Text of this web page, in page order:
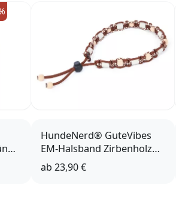
HundeNerd® GuteVibes
EM-Halsband Zirbenholz
braun
ab 23,90 €